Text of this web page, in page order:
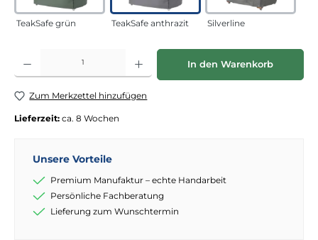
TeakSafe grün TeakSafe anthrazit Silverline
Produkt Anzahl: Gib den gewünschten Wert ein oder benutze die
In den Warenkorb
Zum Merkzettel hinzufügen
Lieferzeit: ca. 8 Wochen
Unsere Vorteile
Premium Manufaktur – echte Handarbeit
Persönliche Fachberatung
Lieferung zum Wunschtermin